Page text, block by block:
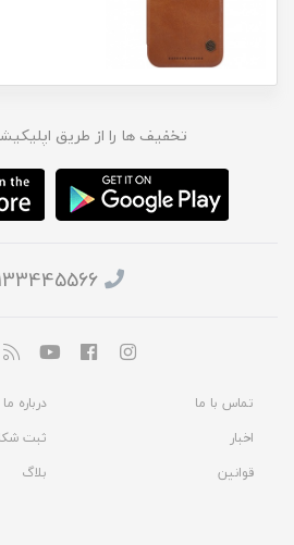
تخفیف ها را از طریق
تماس با ما
درباره ما
اخبار
ثبت
قوانین
بلاگ